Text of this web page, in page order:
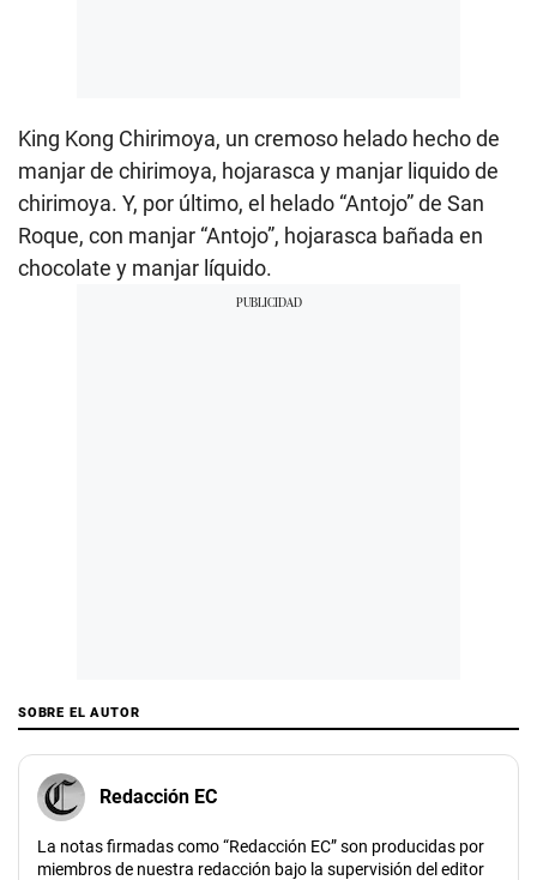
King Kong Chirimoya, un cremoso helado hecho de
manjar de chirimoya, hojarasca y manjar liquido de
chirimoya. Y, por último, el helado “Antojo” de San
Roque, con manjar “Antojo”, hojarasca bañada en
chocolate y manjar líquido.
SOBRE EL AUTOR
Redacción EC
La notas firmadas como “Redacción EC” son producidas por
miembros de nuestra redacción bajo la supervisión del editor